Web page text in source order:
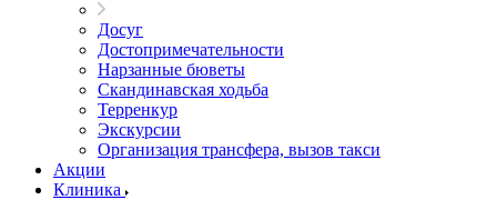
Досуг
Достопримечательности
Нарзанные бюветы
Скандинавская ходьба
Терренкур
Экскурсии
Организация трансфера, вызов такси
Акции
Клиника